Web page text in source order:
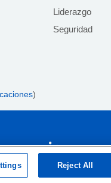
Liderazgo
Seguridad
)
Reject All